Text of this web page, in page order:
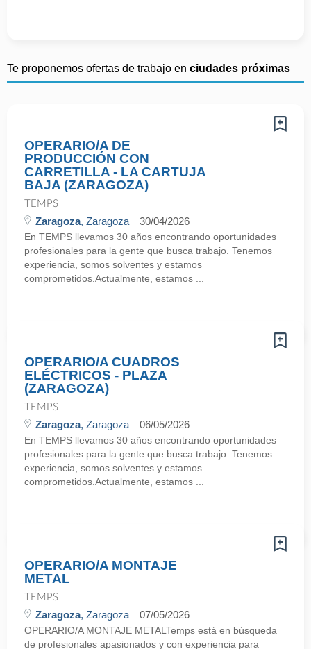
Te proponemos ofertas de trabajo en ciudades próximas
OPERARIO/A DE
PRODUCCIÓN CON
CARRETILLA - LA CARTUJA
BAJA (ZARAGOZA)
TEMPS
Zaragoza, Zaragoza 30/04/2026
En TEMPS llevamos 30 años encontrando oportunidades
profesionales para la gente que busca trabajo. Tenemos
experiencia, somos solventes y estamos
comprometidos.Actualmente, estamos ...
OPERARIO/A CUADROS
ELÉCTRICOS - PLAZA
(ZARAGOZA)
TEMPS
Zaragoza, Zaragoza 06/05/2026
En TEMPS llevamos 30 años encontrando oportunidades
profesionales para la gente que busca trabajo. Tenemos
experiencia, somos solventes y estamos
comprometidos.Actualmente, estamos ...
OPERARIO/A MONTAJE
METAL
TEMPS
Zaragoza, Zaragoza 07/05/2026
OPERARIO/A MONTAJE METALTemps está en búsqueda
de profesionales apasionados y con experiencia para